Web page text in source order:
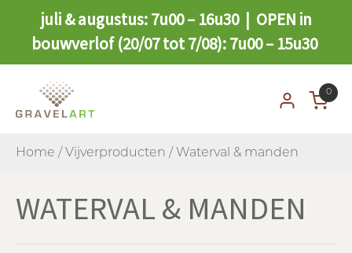
juli & augustus: 7u00 – 16u30 | OPEN in
bouwverlof (20/07 tot 7/08): 7u00 – 15u30
0
Home / Vijverproducten / Waterval & manden
WATERVAL & MANDEN